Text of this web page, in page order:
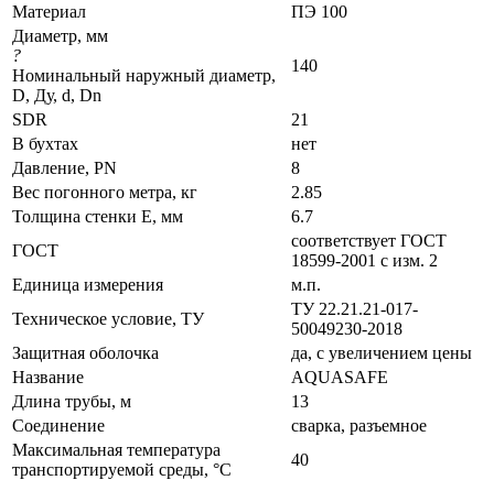
Материал
ПЭ 100
Диаметр, мм
?
Номинальный наружный диаметр,
D, Ду, d, Dn
140
SDR
21
В бухтах
нет
Давление, PN
8
Вес погонного метра, кг
2.85
Толщина стенки E, мм
6.7
ГОСТ
соответствует ГОСТ
18599-2001 с изм. 2
Единица измерения
м.п.
Техническое условие, ТУ
ТУ 22.21.21-017-
50049230-2018
Защитная оболочка
да, с увеличением цены
Название
AQUASAFE
Длина трубы, м
13
Соединение
сварка, разъемное
Максимальная температура
транспортируемой среды, °С
40